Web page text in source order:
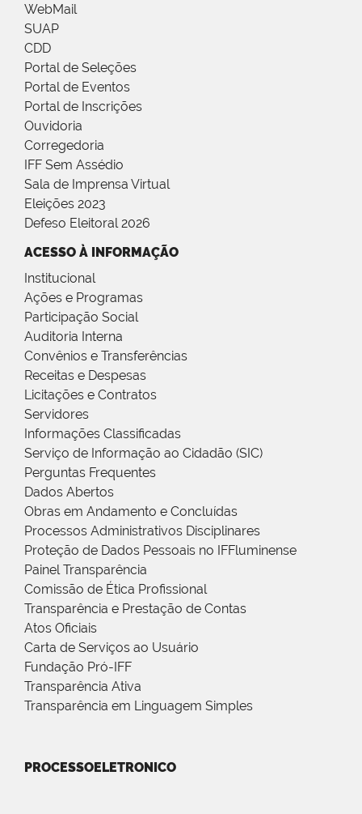
WebMail
SUAP
CDD
Portal de Seleções
Portal de Eventos
Portal de Inscrições
Ouvidoria
Corregedoria
IFF Sem Assédio
Sala de Imprensa Virtual
Eleições 2023
Defeso Eleitoral 2026
ACESSO À INFORMAÇÃO
Institucional
Ações e Programas
Participação Social
Auditoria Interna
Convênios e Transferências
Receitas e Despesas
Licitações e Contratos
Servidores
Informações Classificadas
Serviço de Informação ao Cidadão (SIC)
Perguntas Frequentes
Dados Abertos
Obras em Andamento e Concluídas
Processos Administrativos Disciplinares
Proteção de Dados Pessoais no IFFluminense
Painel Transparência
Comissão de Ética Profissional
Transparência e Prestação de Contas
Atos Oficiais
Carta de Serviços ao Usuário
Fundação Pró-IFF
Transparência Ativa
Transparência em Linguagem Simples
PROCESSOELETRONICO